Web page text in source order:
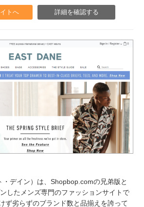
トへ 詳細を確認する
・デイン）は、Shopbop.comの兄弟版と
したメンズ専門のファッションサイトで
ず劣らずのブランド数と品揃えを誇って